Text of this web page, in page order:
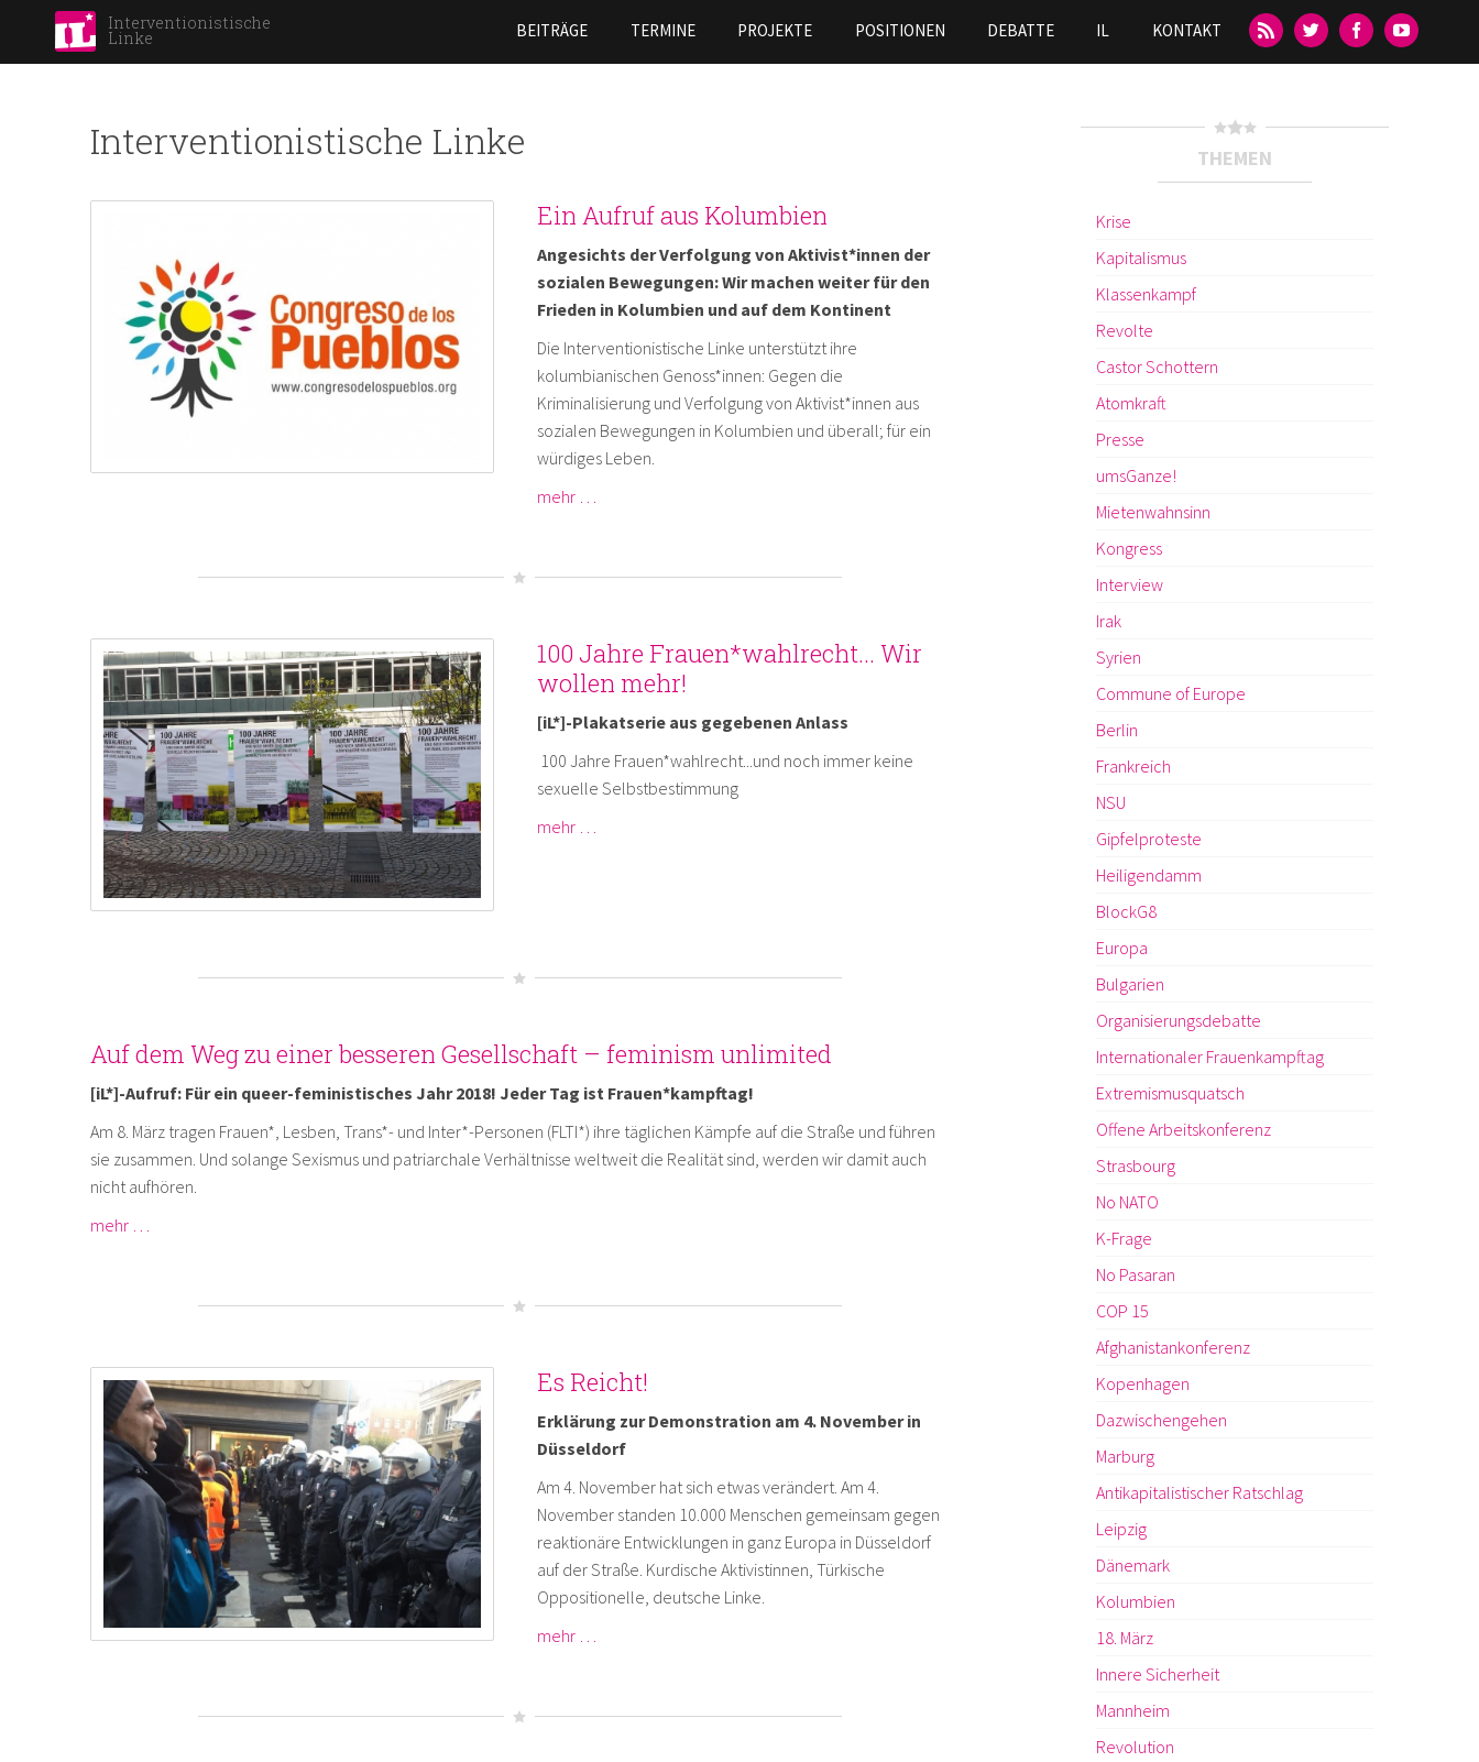
main
content
Interventionistische
Linke BEITRÄGE TERMINE PROJEKTE POSITIONEN DEBATTE IL KONTAKT
Interventionistische Linke
Ein Aufruf aus Kolumbien
Angesichts der Verfolgung von Aktivist*innen der
sozialen Bewegungen: Wir machen weiter für den
Frieden in Kolumbien und auf dem Kontinent
Die Interventionistische Linke unterstützt ihre
kolumbianischen Genoss*innen: Gegen die
Kriminalisierung und Verfolgung von Aktivist*innen aus
sozialen Bewegungen in Kolumbien und überall; für ein
würdiges Leben.
mehr …
100 Jahre Frauen*wahlrecht... Wir
wollen mehr!
[iL*]-Plakatserie aus gegebenen Anlass
100 Jahre Frauen*wahlrecht...und noch immer keine
sexuelle Selbstbestimmung
mehr …
Auf dem Weg zu einer besseren Gesellschaft – feminism unlimited
[iL*]-Aufruf: Für ein queer-feministisches Jahr 2018! Jeder Tag ist Frauen*kampftag!
Am 8. März tragen Frauen*, Lesben, Trans*- und Inter*-Personen (FLTI*) ihre täglichen Kämpfe auf die Straße und führen
sie zusammen. Und solange Sexismus und patriarchale Verhältnisse weltweit die Realität sind, werden wir damit auch
nicht aufhören.
mehr …
Es Reicht!
Erklärung zur Demonstration am 4. November in
Düsseldorf
Am 4. November hat sich etwas verändert. Am 4.
November standen 10.000 Menschen gemeinsam gegen
reaktionäre Entwicklungen in ganz Europa in Düsseldorf
auf der Straße. Kurdische Aktivistinnen, Türkische
Oppositionelle, deutsche Linke.
mehr …
THEMEN
Krise
Kapitalismus
Klassenkampf
Revolte
Castor Schottern
Atomkraft
Presse
umsGanze!
Mietenwahnsinn
Kongress
Interview
Irak
Syrien
Commune of Europe
Berlin
Frankreich
NSU
Gipfelproteste
Heiligendamm
BlockG8
Europa
Bulgarien
Organisierungsdebatte
Internationaler Frauenkampftag
Extremismusquatsch
Offene Arbeitskonferenz
Strasbourg
No NATO
K-Frage
No Pasaran
COP 15
Afghanistankonferenz
Kopenhagen
Dazwischengehen
Marburg
Antikapitalistischer Ratschlag
Leipzig
Dänemark
Kolumbien
18. März
Innere Sicherheit
Mannheim
Revolution